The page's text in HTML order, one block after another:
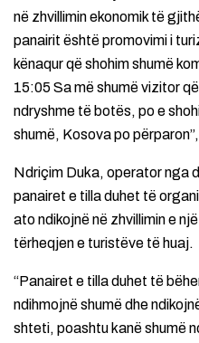
në zhvillimin ekonomik të
panairit është promovimi i
kënaqur që shohim shumë
15:05 Sa më shumë vizitor
ndryshme të botës, po e
shumë, Kosova po
Ndriçim Duka, operator nga
panairet e tilla duhet të
ato ndikojnë në zhvillimin e
tërheqjen e turistëve të huaj.
“Panairet e tilla duhet të
ndihmojnë shumë dhe
shteti, poashtu kanë shumë